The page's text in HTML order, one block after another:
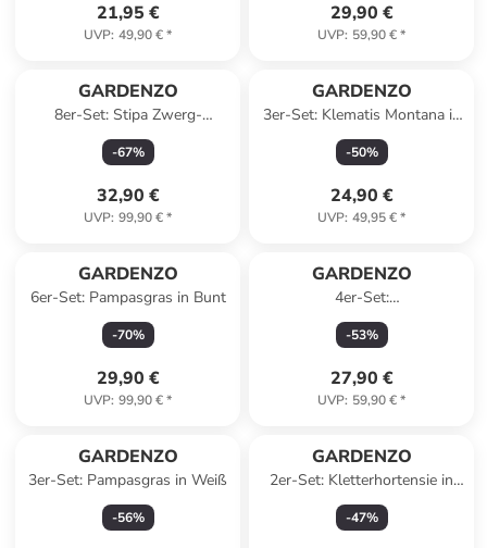
21,95 €
UVP: 49,90 €*
29,90 €
UVP: 59,90 €*
GARDENZO
8er-Set: Stipa Zwerg-
Federgras
-67%
32,90 €
UVP: 99,90 €*
GARDENZO
3er-Set: Klematis Montana in
Bunt
-50%
24,90 €
UVP: 49,95 €*
GARDENZO
6er-Set: Pampasgras in Bunt
-70%
29,90 €
UVP: 99,90 €*
GARDENZO
4er-Set:
Vitaminpflanzenmischung in
Bunt
-53%
27,90 €
UVP: 59,90 €*
GARDENZO
3er-Set: Pampasgras in Weiß
-56%
GARDENZO
2er-Set: Kletterhortensie in
Weiß
-47%